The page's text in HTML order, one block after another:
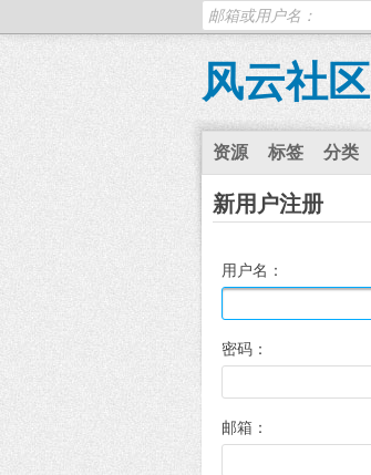
风云社区
资源 标签 分类
新用户注册
用户名：
密码：
邮箱：